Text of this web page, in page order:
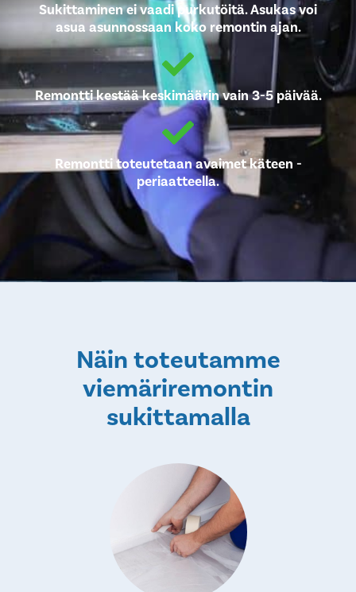
Sukittaminen ei vaadi purkutöitä. Asukas voi
asua asunnossaan koko remontin ajan.
Remontti kestää keskimäärin vain 3-5 päivää.
Remontti toteutetaan avaimet käteen -
periaatteella.
Näin toteutamme
viemäriremontin
sukittamalla